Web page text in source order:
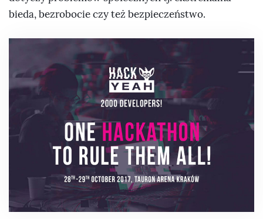
bieda, bezrobocie czy też bezpieczeństwo.